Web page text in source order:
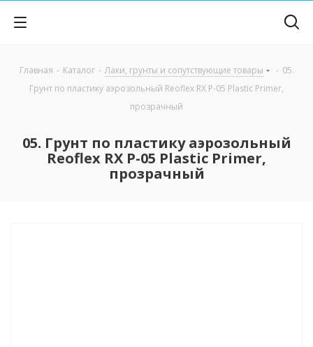
Главная - Каталог - Лаки, грунты и сопутствующие товары - 05.
Грунт по пластику аэрозольный Reoflex RX P-05 Plastic Primer,
прозрачный
05. Грунт по пластику аэрозольный
Reoflex RX P-05 Plastic Primer,
прозрачный